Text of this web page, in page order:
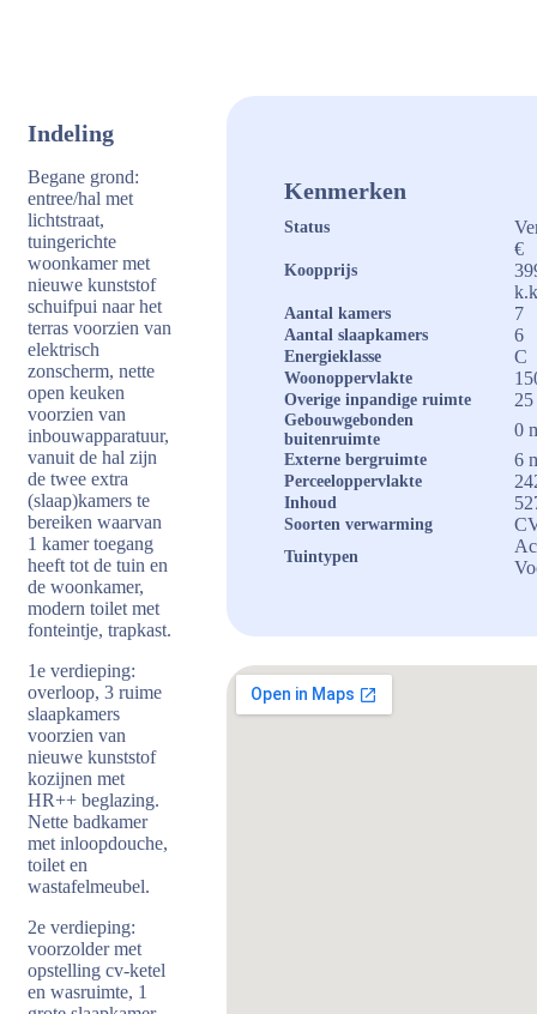
Indeling
Begane grond:
entree/hal met
lichtstraat,
tuingerichte
woonkamer met
nieuwe kunststof
schuifpui naar het
terras voorzien van
elektrisch
zonscherm, nette
open keuken
voorzien van
inbouwapparatuur,
vanuit de hal zijn
de twee extra
(slaap)kamers te
bereiken waarvan
1 kamer toegang
heeft tot de tuin en
de woonkamer,
modern toilet met
fonteintje, trapkast.
1e verdieping:
overloop, 3 ruime
slaapkamers
voorzien van
nieuwe kunststof
kozijnen met
HR++ beglazing.
Nette badkamer
met inloopdouche,
toilet en
wastafelmeubel.
2e verdieping:
voorzolder met
opstelling cv-ketel
en wasruimte, 1
Kenmerken
Status
Koopprijs
€
Aantal kamers 7
Aantal slaapkamers 6
Energieklasse C
Woonoppervlakte
Overige inpandige ruimte 25
Gebouwgebonden
buitenruimte
0
Externe bergruimte 6
Perceeloppervlakte
Inhoud
Soorten verwarming
Tuintypen